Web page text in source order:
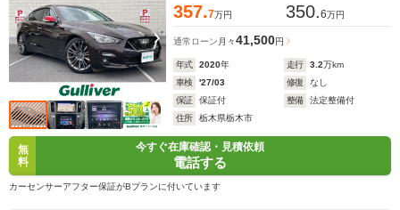
357.7万円 350.6万円
通常ローン 月々41,500円
年式 2020年 走行 3.2万km
車検
'27/03 修復
なし
保証
保証付 整備
法定整備付
住所
栃木県栃木市
無
料
今すぐ在庫確認・見積依頼
電話する
カーセンサーアフター保証がBプランに付いています